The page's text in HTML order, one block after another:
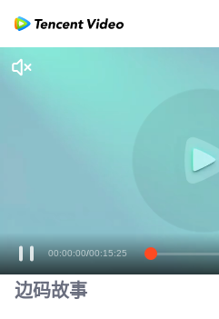
00:00:00/00:15:25
边码故事